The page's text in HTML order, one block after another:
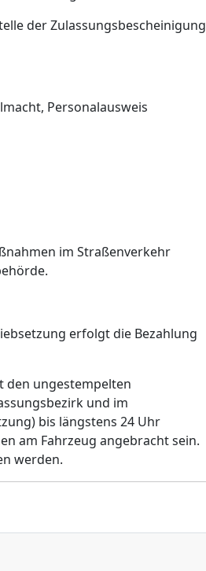
der Zulassungsbescheinigung
Personalausweis
im Straßenverkehr
erfolgt die Bezahlung
den ungestempelten
und im
bis längstens 24 Uhr
am Fahrzeug angebracht sein.
werden.